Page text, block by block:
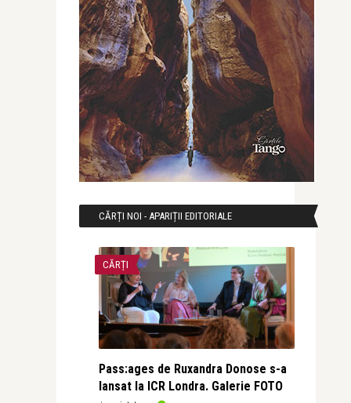
CĂRȚI NOI - APARIȚII EDITORIALE
CĂRȚI
Pass:ages de Ruxandra Donose s-a
lansat la ICR Londra. Galerie FOTO